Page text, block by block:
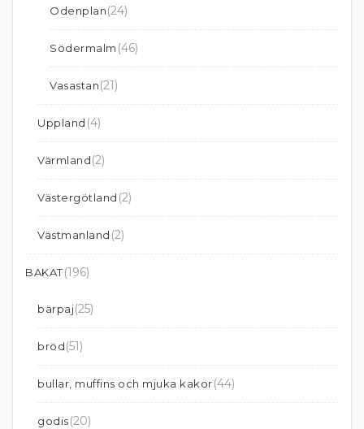
Odenplan(24)
Södermalm (46)
Vasastan(21)
Uppland (4)
Värmland(2)
Västergötland (2)
Västmanland (2)
BAKAT(196)
bärpaj(25)
bröd(51)
bullar, muffins och mjuka kakor(44)
godis(20)